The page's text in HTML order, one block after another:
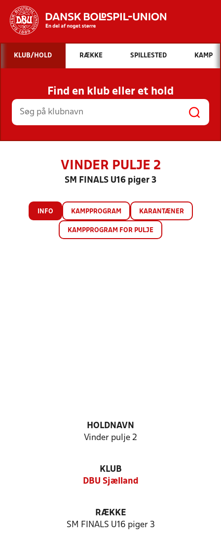
Hvad vil du søge efter?
INDHOLD OG NYHEDER
STILLINGER, RESULTATER, KLUBBER OG
HOLD
KLUB/HOLD RÆKKE SPILLESTED KAMP
Find en klub eller et hold
VINDER PULJE 2
SM FINALS U16 piger 3
INFO KAMPPROGRAM KARANTÆNER
KAMPPROGRAM FOR PULJE
HOLDNAVN
Vinder pulje 2
KLUB
DBU Sjælland
RÆKKE
SM FINALS U16 piger 3